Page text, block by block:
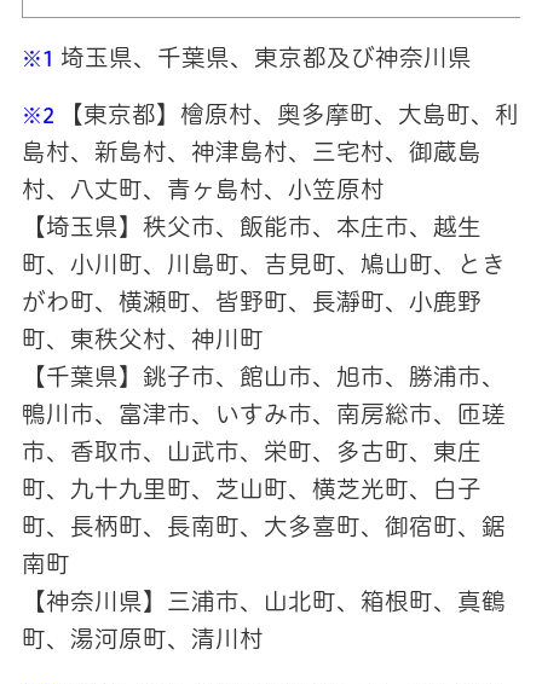
※1 埼玉県、千葉県、東京都及び神奈川県
※2
【東京都】檜原村、奥多摩町、大島町、利
島村、新島村、神津島村、三宅村、御蔵島
村、
八丈町、青ヶ島村、小笠原村
【埼玉県】秩父市、飯能市、本庄市、越生
町、小川町、川島町、吉見町、鳩山町、とき
がわ町、横瀬町、皆野町、長瀞町、小鹿野
町、 東秩父村、神川町
【千葉県】銚子市、館山市、旭市、勝浦市、
鴨川市、富津市、いすみ市、南房総市、匝瑳
市、香取市、山武市、栄町、多古町、東庄
町、九十九里町、芝山町、横芝光町、白子
町、長柄町、長南町、大多喜町、御宿町、鋸
南町
【神奈川県】三浦市、山北町、箱根町、真鶴
町、湯河原町、清川村